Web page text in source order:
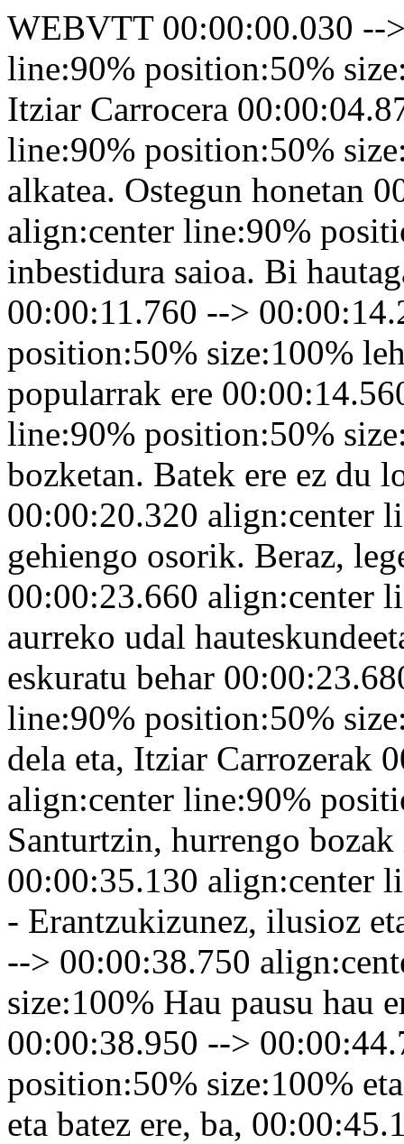
WEBVTT 00:00:00.030 --
line:90% position:50%
Itziar Carrocera
line:90% position:50%
alkatea. Ostegun honetan
align:center line:90%
inbestidura saioa. Bi
00:00:11.760 -->
position:50% size:100%
popularrak ere
line:90% position:50%
bozketan. Batek ere ez du
00:00:20.320 align:center
gehiengo osorik. Beraz,
00:00:23.660 align:center
aurreko udal
eskuratu behar
line:90% position:50%
dela eta, Itziar Carrozerak
align:center line:90%
Santurtzin, hurrengo
00:00:35.130 align:center
- Erantzukizunez, ilusioz
--> 00:00:38.750
size:100% Hau pausu hau
00:00:38.950 -->
position:50% size:100%
eta batez ere, ba,